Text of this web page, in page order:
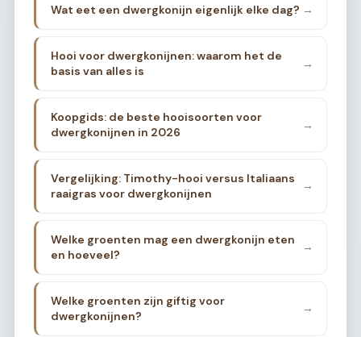
Wat eet een dwergkonijn eigenlijk elke dag? →
Hooi voor dwergkonijnen: waarom het de
basis van alles is
→
Koopgids: de beste hooisoorten voor
dwergkonijnen in 2026
→
Vergelijking: Timothy-hooi versus Italiaans
raaigras voor dwergkonijnen
→
Welke groenten mag een dwergkonijn eten
en hoeveel?
→
Welke groenten zijn giftig voor
dwergkonijnen?
→